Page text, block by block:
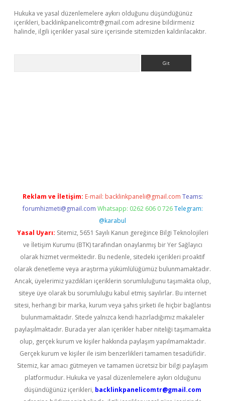
Hukuka ve yasal düzenlemelere aykırı olduğunu düşündüğünüz
içerikleri, backlinkpanelicomtr@gmail.com adresine bildirmeniz
halinde, ilgili içerikler yasal süre içerisinde sitemizden kaldırılacaktır.
Reklam ve İletişim: E-mail: backlinkpaneli@gmail.com Teams:
forumhizmeti@gmail.com Whatsapp: 0262 606 0 726 Telegram:
@karabul
Yasal Uyarı: Sitemiz, 5651 Sayılı Kanun gereğince Bilgi Teknolojileri
ve İletişim Kurumu (BTK) tarafından onaylanmış bir Yer Sağlayıcı
olarak hizmet vermektedir. Bu nedenle, sitedeki içerikleri proaktif
olarak denetleme veya araştırma yükümlülüğümüz bulunmamaktadır.
Ancak, üyelerimiz yazdıkları içeriklerin sorumluluğunu taşımakta olup,
siteye üye olarak bu sorumluluğu kabul etmiş sayılırlar. Bu internet
sitesi, herhangi bir marka, kurum veya şahıs şirketi ile hiçbir bağlantısı
bulunmamaktadır. Sitede yalnızca kendi hazırladığımız makaleler
paylaşılmaktadır. Burada yer alan içerikler haber niteliği taşımamakta
olup, gerçek kurum ve kişiler hakkında paylaşım yapılmamaktadır.
Gerçek kurum ve kişiler ile isim benzerlikleri tamamen tesadüfidir.
Sitemiz, kar amacı gütmeyen ve tamamen ücretsiz bir bilgi paylaşım
platformudur. Hukuka ve yasal düzenlemelere aykırı olduğunu
düşündüğünüz içerikleri, backlinkpanelicomtr@gmail.com